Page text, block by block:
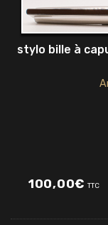
stylo bille à
100,00€ TTC